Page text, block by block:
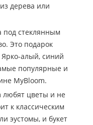
дерева или
стеклянным
Это подарок
алый, синий
популярные и
MyBloom.
любят цветы и не
к классическим
эустомы, и букет